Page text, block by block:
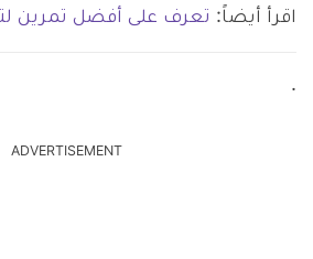
اقرأ أيضاً: تعرف على أفضل تمرين
.
ADVERTISEMENT